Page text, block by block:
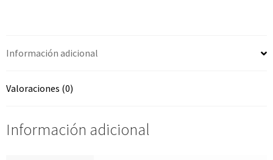
Información adicional
Valoraciones (0)
Información adicional